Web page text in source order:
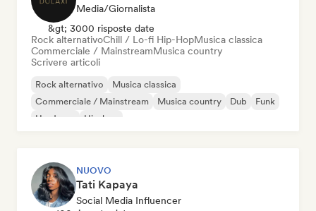
Media/Giornalista
&gt; 3000 risposte date
Rock alternativoChill / Lo-fi Hip-HopMusica classica
Commerciale / MainstreamMusica country
Scrivere articoli
Rock alternativo
Musica classica
Commerciale / Mainstream
Musica country Dub
Funk
Hardcore
Hip-hop
NUOVO
Tati Kapaya
Social Media Influencer